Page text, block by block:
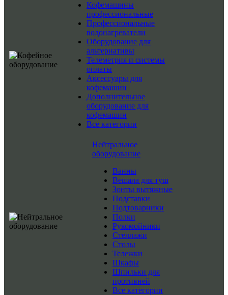
Кофемашины
профессиональные
Профессиональные
водонагреватели
Оборудование для
альтернативы
Телеметрия и системы
оплаты
Аксессуары для
кофемашин
Дополнительное
оборудование для
кофемашин
Все категории
Нейтральное
оборудование
Ванны
Вешала для туш
Зонты вытяжные
Подставки
Подтоварники
Полки
Рукомойники
Стеллажи
Столы
Тележки
Шкафы
Шпильки для
противней
Все категории